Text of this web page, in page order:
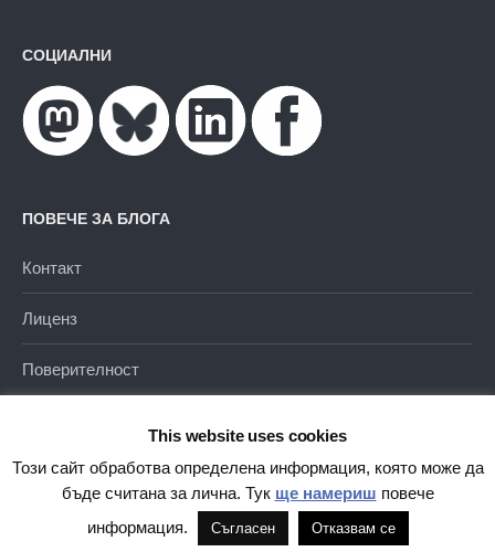
СОЦИАЛНИ
ПОВЕЧЕ ЗА БЛОГА
Контакт
Лиценз
Поверителност
WordPress | Тема отThemehaus
This website uses cookies
Този сайт обработва определена информация, която може да
бъде считана за лична. Тук ще намериш повече
информация.
Съгласен Отказвам се